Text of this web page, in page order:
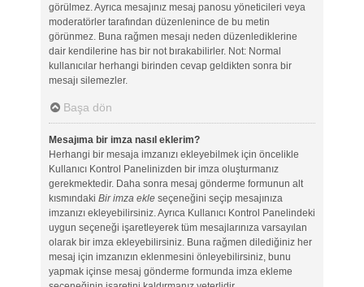
görülmez. Ayrıca mesajınız mesaj panosu yöneticileri veya
moderatörler tarafından düzenlenince de bu metin
görünmez. Buna rağmen mesajı neden düzenlediklerine
dair kendilerine has bir not bırakabilirler. Not: Normal
kullanıcılar herhangi birinden cevap geldikten sonra bir
mesajı silemezler.
Başa dön
Mesajıma bir imza nasıl eklerim?
Herhangi bir mesaja imzanızı ekleyebilmek için öncelikle
Kullanıcı Kontrol Panelinizden bir imza oluşturmanız
gerekmektedir. Daha sonra mesaj gönderme formunun alt
kısmındaki Bir imza ekleseçeneğini seçip mesajınıza
imzanızı ekleyebilirsiniz. Ayrıca Kullanıcı Kontrol Panelindeki
uygun seçeneği işaretleyerek tüm mesajlarınıza varsayılan
olarak bir imza ekleyebilirsiniz. Buna rağmen dilediğiniz her
mesaj için imzanızın eklenmesini önleyebilirsiniz, bunu
yapmak içinse mesaj gönderme formunda imza ekleme